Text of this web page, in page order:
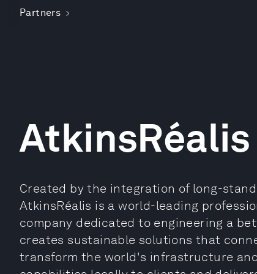
Partners
AtkinsRéalis
Created by the integration of long-
AtkinsRéalis is a world-leading
company dedicated to engineering a
creates sustainable solutions that
transform the world's infrastructure